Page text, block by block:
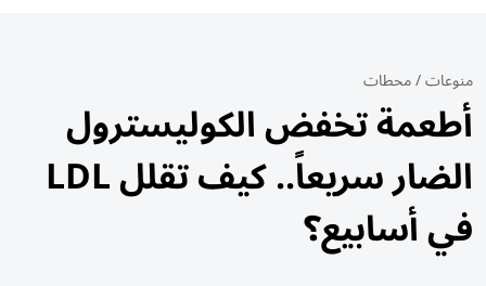
منوعات/محطات
أطعمة تخفض الكوليسترول
الضار سريعاً.. كيف تقلل LDL
في أسابيع؟